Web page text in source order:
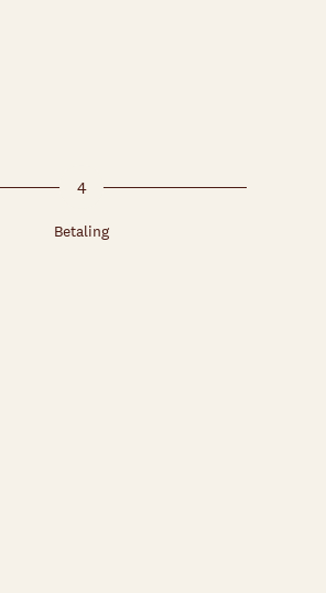
4
Betaling